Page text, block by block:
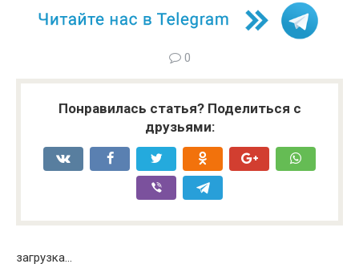
0
Понравилась статья? Поделиться с
друзьями:
загрузка...